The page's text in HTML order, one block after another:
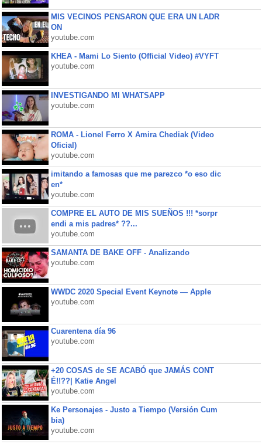
MIS VECINOS PENSARON QUE ERA UN LADR
ON
youtube.com
KHEA - Mami Lo Siento (Official Video) #VYFT
youtube.com
INVESTIGANDO MI WHATSAPP
youtube.com
ROMA - Lionel Ferro X Amira Chediak (Video
Oficial)
youtube.com
imitando a famosas que me parezco *o eso dic
en*
youtube.com
COMPRE EL AUTO DE MIS SUEÑOS !!! *sorpr
endi a mis padres* ??...
youtube.com
SAMANTA DE BAKE OFF - Analizando
youtube.com
WWDC 2020 Special Event Keynote — Apple
youtube.com
Cuarentena día 96
youtube.com
+20 COSAS de SE ACABÓ que JAMÁS CONT
É!!??| Katie Angel
youtube.com
Ke Personajes - Justo a Tiempo (Versión Cum
bia)
youtube.com